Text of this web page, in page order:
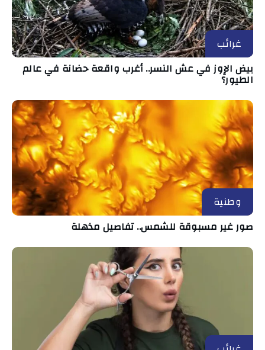
غرائب
بيض الإوز في عش النسر.. أغرب واقعة حضانة في عالم
الطيور؟
وطنية
صور غير مسبوقة للشمس.. تفاصيل مذهلة